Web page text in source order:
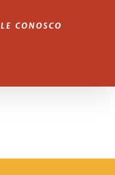
CONOSCO